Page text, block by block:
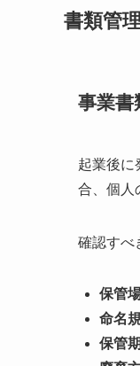
書類管
事業書
起業後に
合、個人
確認すべ
保管
命名
保管